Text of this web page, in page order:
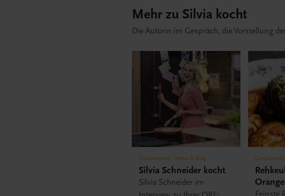
Mehr zu Silvia kocht
Die Autorin im Gespräch, die Vorstellung
Gastronomie - News & Blog
Silvia Schneider kocht
Silvia Schneider im